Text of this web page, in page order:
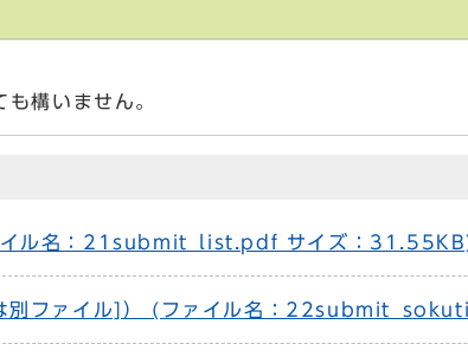
構いません。
イル名：21submit_list.pdf サイズ：
別ファイル]） (ファイル名：